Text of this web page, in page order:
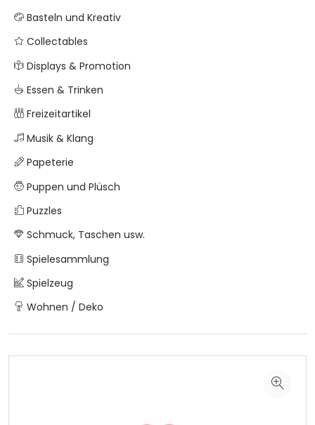
Basteln und Kreativ
Collectables
Displays & Promotion
Essen & Trinken
Freizeitartikel
Musik & Klang
Papeterie
Puppen und Plüsch
Puzzles
Schmuck, Taschen usw.
Spielesammlung
Spielzeug
Wohnen / Deko